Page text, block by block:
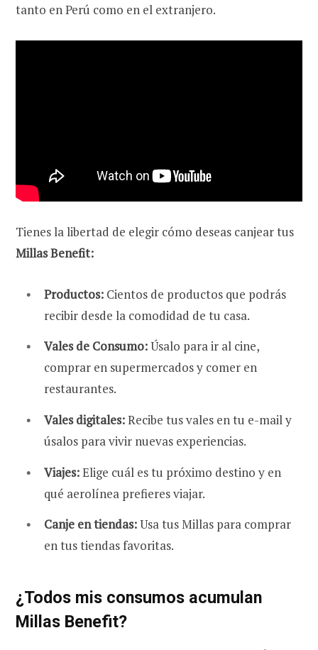
tanto en Perú como en el extranjero.
Tienes la libertad de elegir cómo deseas canjear tus
Millas Benefit:
Productos: Cientos de productos que podrás
recibir desde la comodidad de tu casa.
Vales de Consumo:Úsalo para ir al cine,
comprar en supermercados y comer en
restaurantes.
Vales digitales:Recibe tus vales en tu e-mail y
úsalos para vivir nuevas experiencias.
Viajes:Elige cuál es tu próximo destino y en
qué aerolínea prefieres viajar.
Canje en tiendas:Usa tus Millas para comprar
en tus tiendas favoritas.
¿Todos mis consumos acumulan
Millas Benefit?